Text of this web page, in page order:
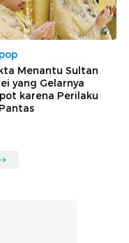
Menantu Sultan
yang Gelarnya
karena Perilaku